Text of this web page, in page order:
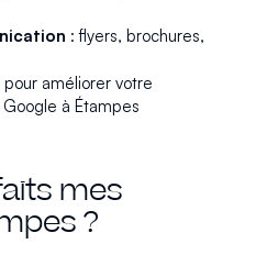
: flyers, brochures,
pour améliorer votre
à Étampes
mes
?